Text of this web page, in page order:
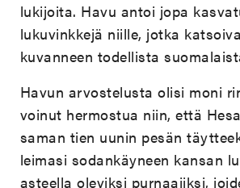
lukijoita. Havu antoi jopa
lukuvinkkejä niille, jotka
kuvanneen todellista
Havun arvostelusta olisi moni
voinut hermostua niin, että
saman tien uunin pesän
leimasi sodankäyneen kansan
asteella oleviksi purnaajiksi,